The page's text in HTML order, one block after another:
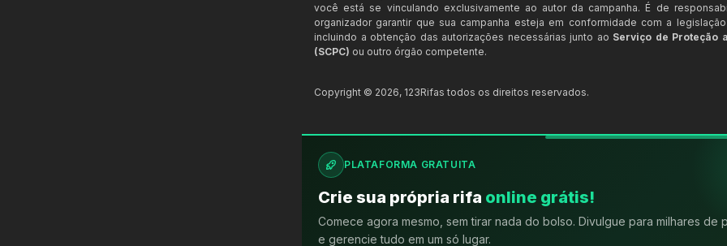
você está se vinculando exclusivamente ao autor da campanha. É de
organizador garantir que sua campanha esteja em conformidade com a
incluindo a obtenção das autorizações necessárias junto ao Serviço de Proteção
(SCPC) ou outro órgão competente.
Copyright © 2026, 123Rifas todos os direitos reservados.
PLATAFORMA GRATUITA
Crie sua própria rifa online grátis!
Comece agora mesmo, sem tirar nada do bolso. Divulgue para milhares de
e gerencie tudo em um só lugar.